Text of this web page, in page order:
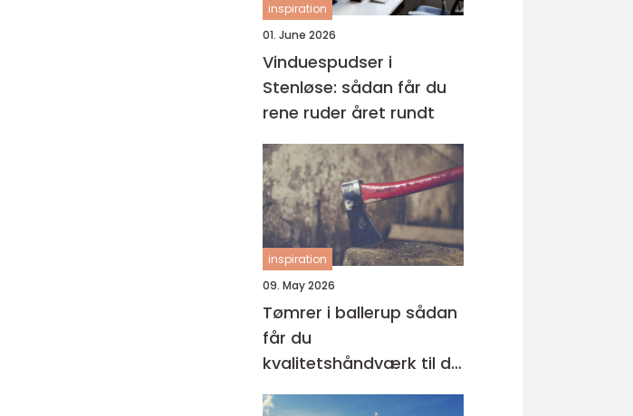
inspiration
01. June 2026
Vinduespudser i
Stenløse: sådan får du
rene ruder året rundt
inspiration
09. May 2026
Tømrer i ballerup sådan
får du
kvalitetshåndværk til dit
næste projekt